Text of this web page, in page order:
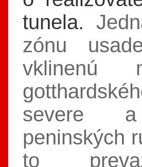
tunela.
zónu
vklinenú
severe a
peninských
to